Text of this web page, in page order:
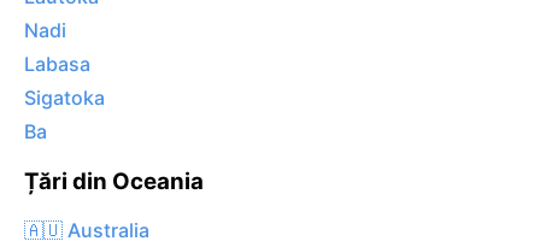
Nadi
Labasa
Sigatoka
Ba
Țări din Oceania
🇦🇺 Australia